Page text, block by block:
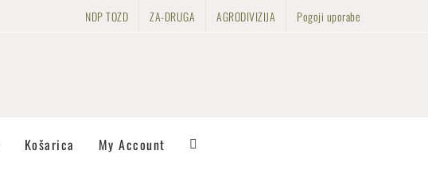
NDP TOZD ZA-DRUGA AGRODIVIZIJA Pogoji uporabe
Košarica My Account